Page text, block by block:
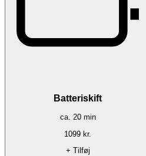
Batteriskift
ca. 20min
1099 kr.
+ Tilføj